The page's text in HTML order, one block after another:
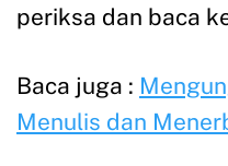
periksa dan baca
Baca juga :
Menulis dan